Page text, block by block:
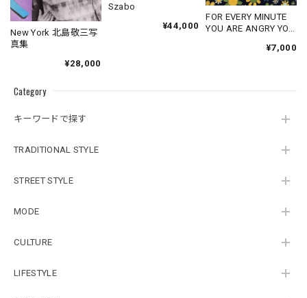
Category
キーワードで探す
TRADITIONAL STYLE
STREET STYLE
MODE
CULTURE
LIFESTYLE
New York 北島敬三写
真集
¥28,000
Szabo
¥44,000
FOR EVERY MINUTE
YOU ARE ANGRY YOU
¥7,000